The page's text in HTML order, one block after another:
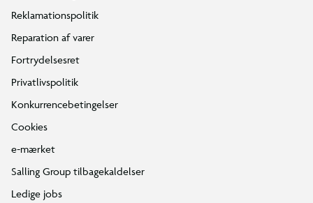
Reklamationspolitik
Reparation af varer
Fortrydelsesret
Privatlivspolitik
Konkurrencebetingelser
Cookies
e-mærket
Salling Group tilbagekaldelser
Ledige jobs